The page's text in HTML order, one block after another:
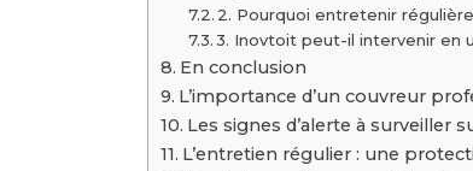
2. Pourquoi entretenir
3. Inovtoit peut-il intervenir en
En conclusion
L’importance d’un couvreur
Les signes d’alerte à surveiller
L’entretien régulier : une